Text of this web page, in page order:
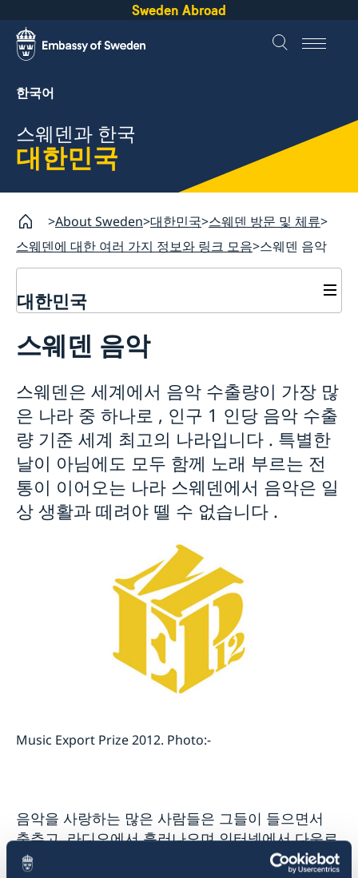
Sweden Abroad
한국어
스웨덴과 한국
대한민국
About Sweden 대한민국 스웨덴 방문 및 체류
스웨덴에 대한 여러 가지 정보와 링크 모음 스웨덴 음악
대한민국
주한스웨덴무역투자대표부
비즈니스 반부패 정책 포털
스웨덴 방문 및 체류
스웨덴 방문
스웨덴 간략 정보
스웨덴 관광 정보
비자 발급
방문자거주허가-장기방문
비자 관련 개인 정보 처리 방침
스웨덴 여행 시 반입가능/불가능 물품
스웨덴의 가족이나 친지와 함께 거주하기
신청관련 기본사항
스웨덴 취업
신청관련 기본사항
스웨덴 워킹홀리데이 거주허가 신청
스웨덴 유학
studyinsweden.kr
스웨덴 유학생 거주허가 신청
스웨덴 교육 관련 링크
스웨덴에 대한 여러 가지 정보와 링크 모음
국가 공식 홈페이지 SWEDEN.SE
스웨덴에 대한 각종 링크 모음
여권진위여부확인/거주허가증신청/결정문수령
Processing of personal data
스웨덴 음악
스웨덴은 세계에서 음악 수출량이 가장 많
은 나라 중 하나로 , 인구 1 인당 음악 수출
량 기준 세계 최고의 나라입니다 . 특별한
날이 아님에도 모두 함께 노래 부르는 전
통이 이어오는 나라 스웨덴에서 음악은 일
상 생활과 떼려야 뗄 수 없습니다 .
Music Export Prize 2012. Photo:-
음악을 사랑하는 많은 사람들은 그들이 들으면서
춤추고, 라디오에서 흘러나오며 인터넷에서 다운로
드 받고 있는 그 노래가 스웨덴 음악이란 사실을 알